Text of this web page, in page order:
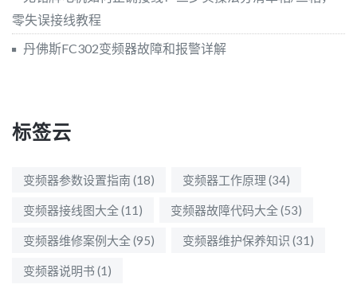
零失误接线教程
丹佛斯FC302变频器故障和报警详解
标签云
变频器参数设置指南 (18) 变频器工作原理 (34)
变频器接线图大全(11) 变频器故障代码大全(53)
变频器维修案例大全(95) 变频器维护保养知识 (31)
变频器说明书 (1)